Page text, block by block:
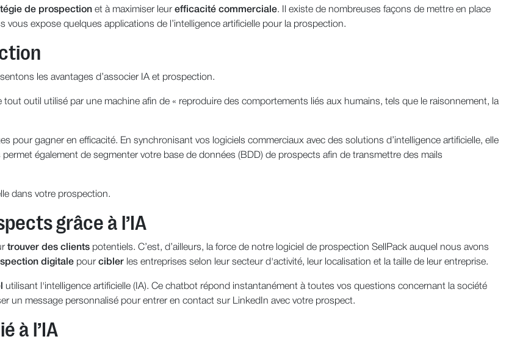
de prospection et à maximiser leur efficacité commerciale. Il existe de nombreuses façons de mettre en place
vous expose quelques applications de l’intelligence artificielle pour la prospection.
les avantages d’associer IA et prospection.
outil utilisé par une machine afin de « reproduire des comportements liés aux humains, tels que le raisonnement, la
pour gagner en efficacité. En synchronisant vos logiciels commerciaux avec des solutions d’intelligence artificielle, elle
également de segmenter votre base de données (BDD) de prospects afin de transmettre des mails
dans votre prospection.
grâce à l’IA
trouver des clients potentiels. C’est, d’ailleurs, la force de notre logiciel de prospection SellPack auquel nous avons
digitale pour cibler les entreprises selon leur secteur d'activité, leur localisation et la taille de leur entreprise.
utilisant l'intelligence artificielle (IA). Ce chatbot répond instantanément à toutes vos questions concernant la société
un message personnalisé pour entrer en contact sur LinkedIn avec votre prospect.
à l’IA